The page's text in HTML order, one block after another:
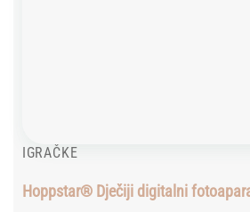
IGRAČKE
Hoppstar® Dječiji digitalni